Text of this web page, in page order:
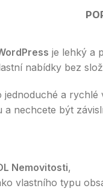
je lehký a
nabídky bez
jednoduché a
nechcete být
Nemovitosti,
vlastního typu